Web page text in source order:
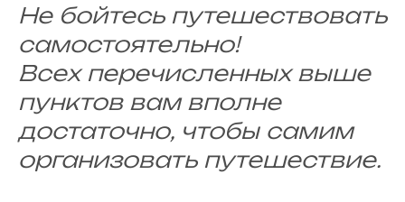
Не бойтесь путешествовать
самостоятельно!
Всех перечисленных выше
пунктов вам вполне
достаточно, чтобы самим
организовать путешествие.